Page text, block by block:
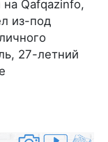
Qafqazinfo,
из-под
27-летний